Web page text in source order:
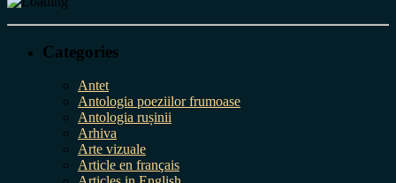
Categories
Antet
Antologia poeziilor frumoase
Antologia rușinii
Arhiva
Arte vizuale
Article en français